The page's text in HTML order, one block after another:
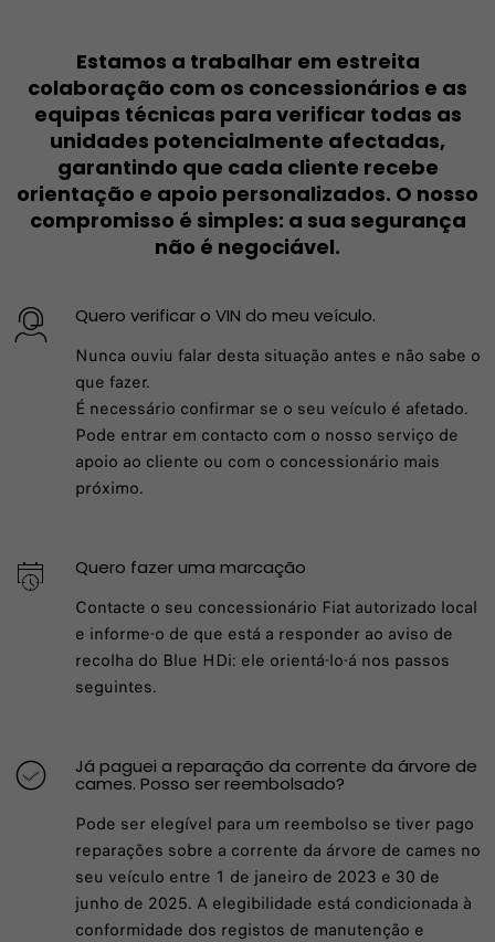
Estamos a trabalhar em estreita
colaboração com os concessionários e as
equipas técnicas para verificar todas as
unidades potencialmente afectadas,
garantindo que cada cliente recebe
orientação e apoio personalizados. O nosso
compromisso é simples: a sua segurança
não é negociável.
Quero verificar o VIN do meu veículo.
Nunca ouviu falar desta situação antes e não sabe o
que fazer.
É necessário confirmar se o seu veículo é afetado.
Pode entrar em contacto com o nosso serviço de
apoio ao cliente ou com o concessionário mais
próximo.
Quero fazer uma marcação
Contacte o seu concessionário Fiat autorizado local
e informe-o de que está a responder ao aviso de
recolha do Blue HDi: ele orientá-lo-á nos passos
seguintes.
Já paguei a reparação da corrente da árvore de
cames. Posso ser reembolsado?
Pode ser elegível para um reembolso se tiver pago
reparações sobre a corrente da árvore de cames no
seu veículo entre 1 de janeiro de 2023 e 30 de
junho de 2025. A elegibilidade está condicionada à
conformidade dos registos de manutenção e